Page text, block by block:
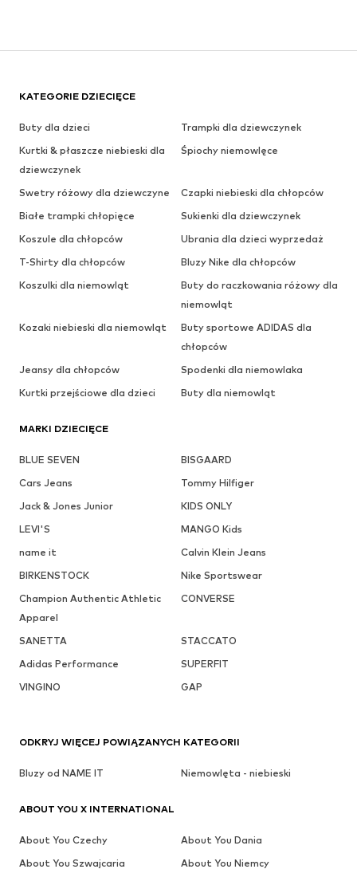
KATEGORIE DZIECIĘCE
Buty dla dzieci
Trampki dla dziewczynek
Kurtki & płaszcze niebieski dla
dziewczynek
Śpiochy niemowlęce
Swetry różowy dla dziewczyne
Czapki niebieski dla chłopców
Białe trampki chłopięce
Sukienki dla dziewczynek
Koszule dla chłopców
Ubrania dla dzieci wyprzedaż
T-Shirty dla chłopców
Bluzy Nike dla chłopców
Koszulki dla niemowląt
Buty do raczkowania różowy dla
niemowląt
Kozaki niebieski dla niemowląt
Buty sportowe ADIDAS dla
chłopców
Jeansy dla chłopców
Spodenki dla niemowlaka
Kurtki przejściowe dla dzieci
Buty dla niemowląt
MARKI DZIECIĘCE
BLUE SEVEN
BISGAARD
Cars Jeans
Tommy Hilfiger
Jack & Jones Junior
KIDS ONLY
LEVI'S
MANGO Kids
name it
Calvin Klein Jeans
BIRKENSTOCK
Nike Sportswear
Champion Authentic Athletic
Apparel
CONVERSE
SANETTA
STACCATO
Adidas Performance
SUPERFIT
VINGINO
GAP
ODKRYJ WIĘCEJ POWIĄZANYCH KATEGORII
Bluzy od NAME IT Niemowlęta - niebieski
ABOUT YOU X INTERNATIONAL
About You Czechy
About You Dania
About You Szwajcaria
About You Niemcy